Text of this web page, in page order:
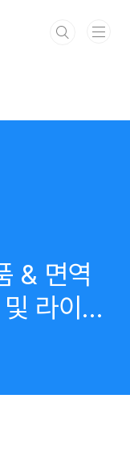
& 면역
라이프